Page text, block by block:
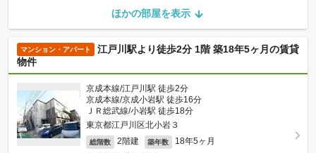
ほかの部屋を表示
マンション・アパート
江戸川駅より徒歩2分 1階 築18年5ヶ月の賃貸
物件
京成本線/江戸川駅 徒歩2分
京成本線/京成小岩駅 徒歩16分
ＪＲ総武線/小岩駅 徒歩18分
東京都江戸川区北小岩３
総階数 2階建 築年数 18年5ヶ月